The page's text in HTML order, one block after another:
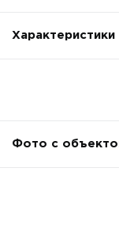
Характеристики
Фото с